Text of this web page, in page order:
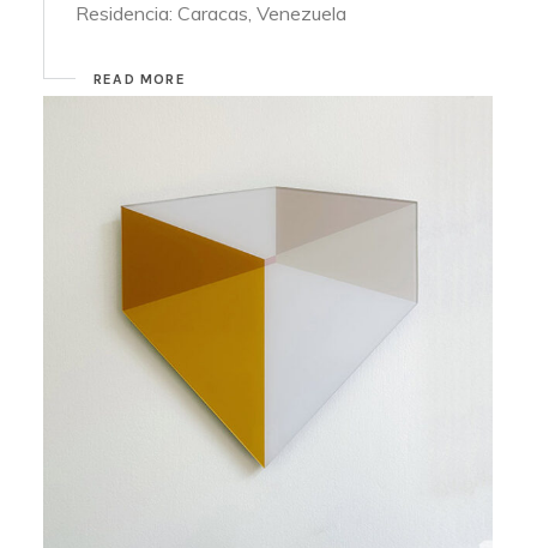
Residencia: Caracas, Venezuela
READ MORE